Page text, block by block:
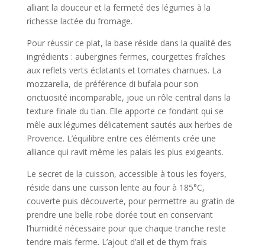
alliant la douceur et la fermeté des légumes à la
richesse lactée du fromage.
Pour réussir ce plat, la base réside dans la qualité des
ingrédients : aubergines fermes, courgettes fraîches
aux reflets verts éclatants et tomates charnues. La
mozzarella, de préférence di bufala pour son
onctuosité incomparable, joue un rôle central dans la
texture finale du tian. Elle apporte ce fondant qui se
mêle aux légumes délicatement sautés aux herbes de
Provence. L’équilibre entre ces éléments crée une
alliance qui ravit même les palais les plus exigeants.
Le secret de la cuisson, accessible à tous les foyers,
réside dans une cuisson lente au four à 185°C,
couverte puis découverte, pour permettre au gratin de
prendre une belle robe dorée tout en conservant
l’humidité nécessaire pour que chaque tranche reste
tendre mais ferme. L’ajout d’ail et de thym frais